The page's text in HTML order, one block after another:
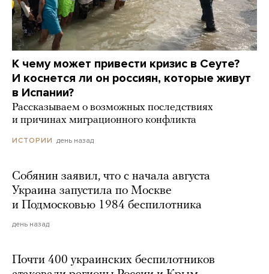
К чему может привести кризис в Сеуте?
И коснется ли он россиян, которые живут
в Испании?
Рассказываем о возможных последствиях
и причинах миграционного конфликта
ИСТОРИИ день назад
Собянин заявил, что с начала августа
Украина запустила по Москве
и Подмосковью 1984 беспилотника
день назад
Почти 400 украинских беспилотников